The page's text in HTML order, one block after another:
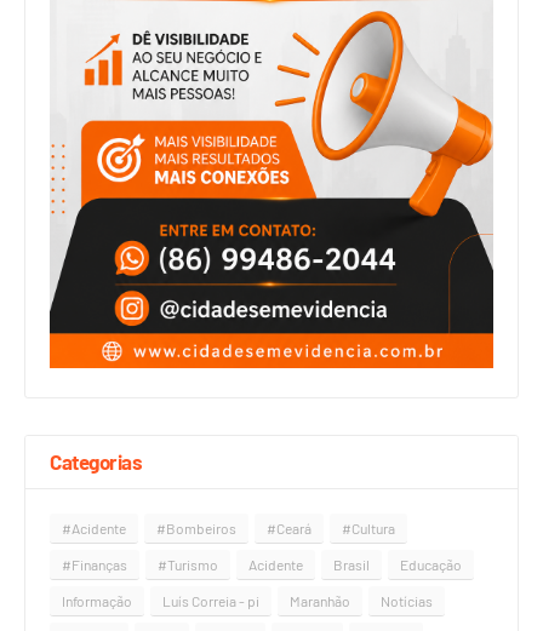
Categorias
#Acidente #Bombeiros #Ceará #Cultura
#Finanças #Turismo Acidente Brasil Educação
Informação Luís Correia - pi Maranhão Notícias